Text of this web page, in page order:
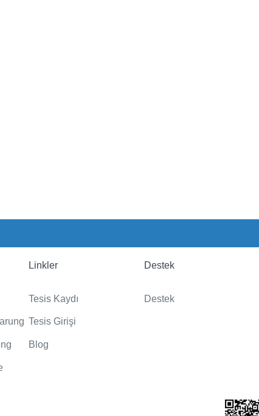
Linkler
Tesis Kaydı
Tesis Girişi
Blog
Destek
Destek